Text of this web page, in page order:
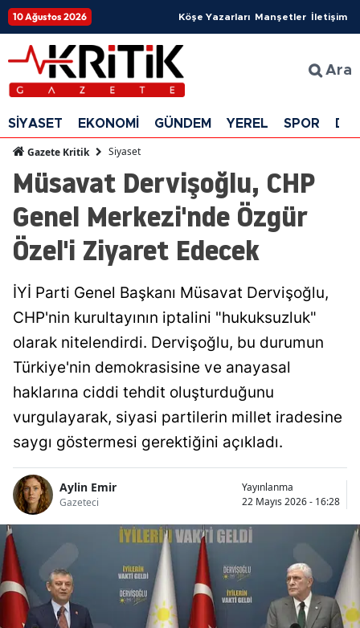
10 Ağustos 2026 Köşe Yazarları Manşetler İletişim
Ara
SİYASET EKONOMİ GÜNDEM YEREL SPOR
Gazete Kritik Siyaset
Müsavat Dervişoğlu, CHP
Genel Merkezi'nde Özgür
Özel'i Ziyaret Edecek
İYİ Parti Genel Başkanı Müsavat Dervişoğlu,
CHP'nin kurultayının iptalini "hukuksuzluk"
olarak nitelendirdi. Dervişoğlu, bu durumun
Türkiye'nin demokrasisine ve anayasal
haklarına ciddi tehdit oluşturduğunu
vurgulayarak, siyasi partilerin millet iradesine
saygı göstermesi gerektiğini açıkladı.
Aylin Emir
Gazeteci
Yayınlanma
22 Mayıs 2026 - 16:28